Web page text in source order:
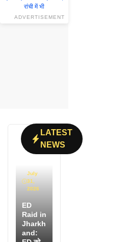
ADVERTISEMENT
LATEST
NEWS
July
31,
2026
ED
Raid in
Jharkh
and: